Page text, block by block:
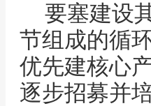
要塞建设
节组成的循
优先建核心
逐步招募并